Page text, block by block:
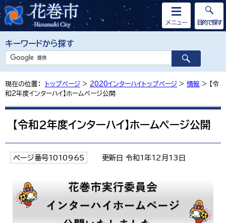
キーワードから探す
メニュー 目的で探す
現在の位置： トップページ > 2020インターハイトップページ > 情報 > 【令
和2年度インターハイ】ホームページ公開
【令和2年度インターハイ】ホームページ公開
ページ番号1010965 更新日 令和1年12月13日